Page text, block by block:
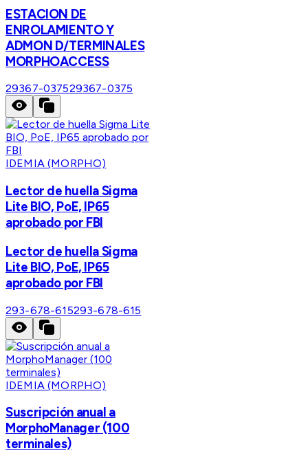
ESTACION DE
ENROLAMIENTO Y
ADMON D/TERMINALES
MORPHOACCESS
29367-037529367-0375
IDEMIA (MORPHO)
Lector de huella Sigma
Lite BIO, PoE, IP65
aprobado por FBI
Lector de huella Sigma
Lite BIO, PoE, IP65
aprobado por FBI
293-678-615293-678-615
IDEMIA (MORPHO)
Suscripción anual a
MorphoManager (100
terminales)